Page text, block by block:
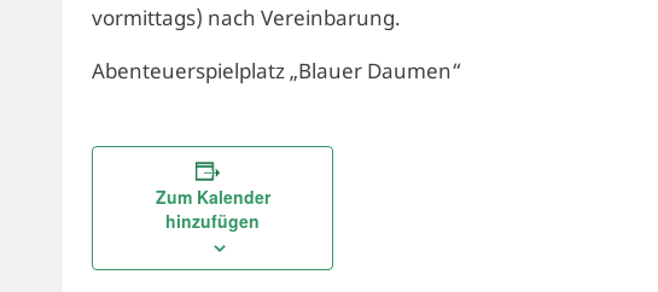
vormittags) nach Vereinbarung.
Abenteuerspielplatz „Blauer Daumen“
Zum Kalender
hinzufügen